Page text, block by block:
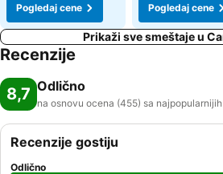
Pogledaj cene
Pogledaj cene
Prikaži sve smeštaje u
Recenzije
8,7 Odlično
na osnovu ocena (455) sa najpopularnijih
Recenzije gostiju
Odlično